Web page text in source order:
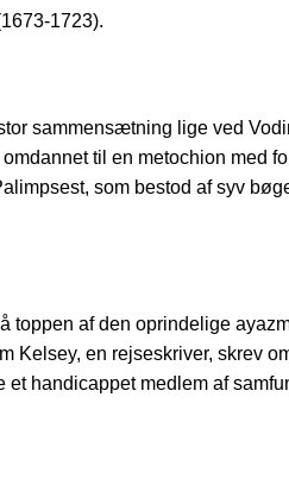
1723).
sammensætning lige ved
til en metochion med
som bestod af syv
toppen af den oprindelige
Kelsey, en rejseskriver, skrev
et handicappet medlem af